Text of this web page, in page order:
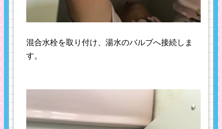
混合水栓を取り付け、湯水のバルブへ接続しま
す。